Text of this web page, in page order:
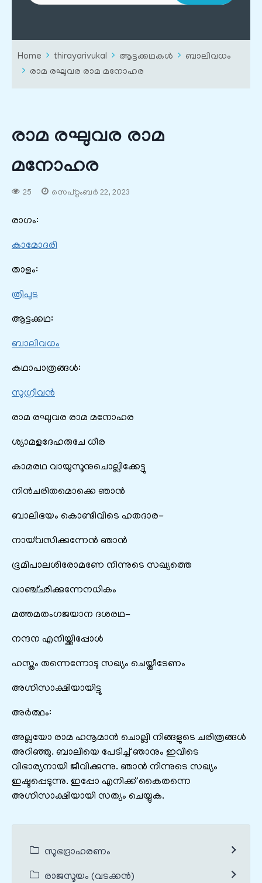
Home thirayarivukal ആട്ടക്കഥകൾ
ബാലിവധം
രാമ രഘുവര രാമ മനോഹര
രാമ രഘുവര രാമ
മനോഹര
25 സെപ്റ്റംബർ 22, 2023
രാഗം:
കാമോദരി
താളം:
ത്രിപുട
ആട്ടക്കഥ:
ബാലിവധം
കഥാപാത്രങ്ങൾ:
സുഗ്രീവൻ
രാമ രഘുവര രാമ മനോഹര
ശ്യാമളദേഹരുചേ ധീര
കാമരഥ വായുസൂനുചൊല്ലിക്കേട്ടു
നിൻചരിതമൊക്കെ ഞാൻ
ബാലിഭയം കൊണ്ടിവിടെ ഹതദാര-
നായ്‌വസിക്കുന്നേൻ ഞാൻ
ഭൂമിപാലശിരോമണേ നിന്നുടെ സഖ്യത്തെ
വാഞ്ച്ഛിക്കുന്നേനധികം
മത്തമതംഗജയാന ദശരഥ-
നന്ദന എനിയ്ക്കിപ്പോൾ
ഹസ്തം തന്നെന്നോടു സഖ്യം ചെയ്തീടേണം
അഗ്നിസാക്ഷിയായിട്ടു
അർത്ഥം:
അല്ലയോ രാമ ഹനൂമാൻ ചൊല്ലി നിങ്ങളുടെ ചരിത്രങ്ങൾ
അറിഞ്ഞു. ബാലിയെ പേടിച്ച് ഞാനും ഇവിടെ
വിഭാര്യനായി ജീവിക്കുന്നു. ഞാൻ നിന്നുടെ സഖ്യം
ഇഷ്ടപ്പെടുന്നു. ഇപ്പോ എനിക്ക് കൈതന്നെ
അഗ്നിസാക്ഷിയായി സത്യം ചെയ്യുക.
സുഭദ്രാഹരണം
രാജസൂയം (വടക്കൻ)